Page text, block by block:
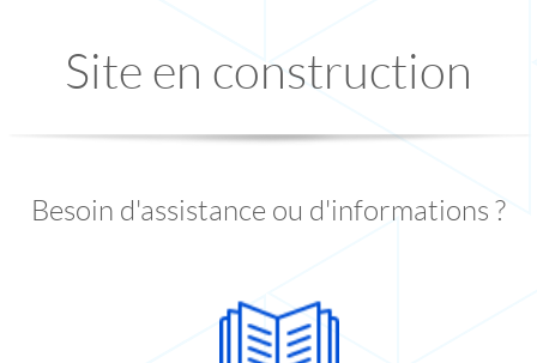
Site en construction
Besoin d'assistance ou d'informations ?